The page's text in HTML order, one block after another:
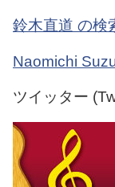
鈴木直道 の検
Naomichi
ツイッター